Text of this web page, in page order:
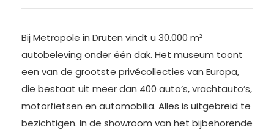
Bij Metropole in Druten vindt u 30.000 m²
autobeleving onder één dak. Het museum toont
een van de grootste privécollecties van Europa,
die bestaat uit meer dan 400 auto’s, vrachtauto’s,
motorfietsen en automobilia. Alles is uitgebreid te
bezichtigen. In de showroom van het bijbehorende